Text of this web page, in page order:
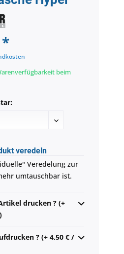
*
beim
veredeln
Veredelung zur
umtauschbar ist.
drucken ? (+
? (+ 4,50 € /